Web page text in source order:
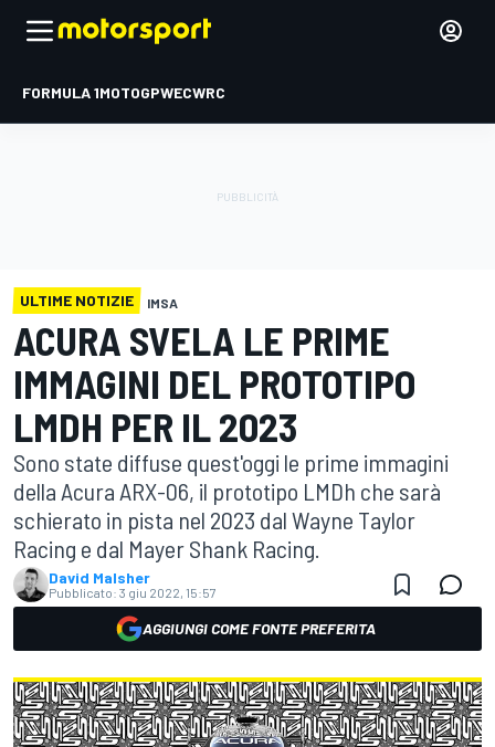
FORMULA 1MOTOGPWECWRC
ULTIME NOTIZIE IMSA
ACURA SVELA LE PRIME
IMMAGINI DEL PROTOTIPO
LMDH PER IL 2023
Sono state diffuse quest'oggi le prime immagini
della Acura ARX-06, il prototipo LMDh che sarà
schierato in pista nel 2023 dal Wayne Taylor
Racing e dal Mayer Shank Racing.
David Malsher
Pubblicato: 3 giu 2022, 15:57
AGGIUNGI COME FONTE PREFERITA